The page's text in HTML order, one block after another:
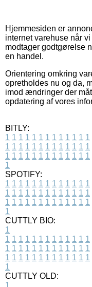
Hjemmesiden er
internet varehuse når
modtager godtgørelse
en handel.
Orientering omkring
opretholdes nu og da,
imod ændringer der
opdatering af vores
BITLY:
1 1 1 1 1 1 1 1 1 1 1 1 1
1 1 1 1 1 1 1 1 1 1 1 1 1
1 1 1 1 1 1 1 1 1 1 1 1 1
1
SPOTIFY:
1 1 1 1 1 1 1 1 1 1 1 1 1
1 1 1 1 1 1 1 1 1 1 1 1 1
1 1 1 1 1 1 1 1 1 1 1 1 1
1
CUTTLY BIO:
1
1 1 1 1 1 1 1 1 1 1 1 1 1
1 1 1 1 1 1 1 1 1 1 1 1 1
1 1 1 1 1 1 1 1 1 1 1 1 1
1
CUTTLY OLD: